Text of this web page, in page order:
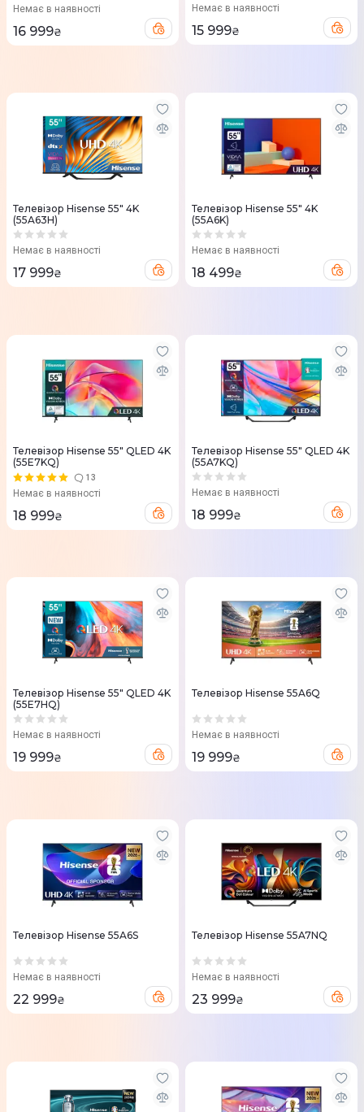
Немає в наявності
16 999₴
Немає в наявності
15 999₴
Телевізор Hisense 55" 4K
(55A63H)
Немає в наявності
17 999₴
Телевізор Hisense 55" 4K
(55A6K)
Немає в наявності
18 499₴
Телевізор Hisense 55" QLED 4K
(55E7KQ)
13
Немає в наявності
18 999₴
Телевізор Hisense 55" QLED 4K
(55A7KQ)
Немає в наявності
18 999₴
Телевізор Hisense 55" QLED 4K
(55E7HQ)
Немає в наявності
19 999₴
Телевізор Hisense 55A6Q
Немає в наявності
19 999₴
Телевізор Hisense 55A6S
Немає в наявності
22 999₴
Телевізор Hisense 55A7NQ
Немає в наявності
23 999₴